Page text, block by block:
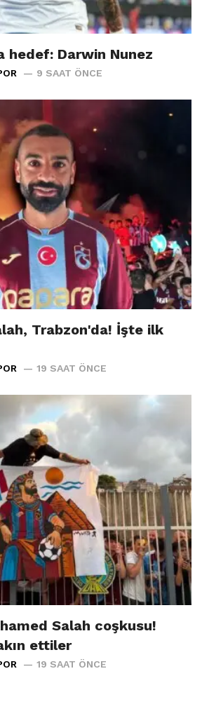
hedef: Darwin Nunez
9 SAAT ÖNCE
Trabzon'da! İşte ilk
19 SAAT ÖNCE
Salah coşkusu!
ettiler
19 SAAT ÖNCE